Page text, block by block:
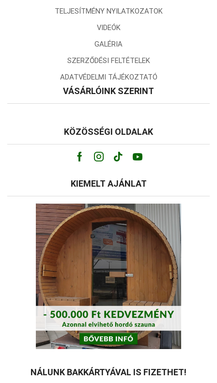
TELJESÍTMÉNY NYILATKOZATOK
VIDEÓK
GALÉRIA
SZERZŐDÉSI FELTÉTELEK
ADATVÉDELMI TÁJÉKOZTATÓ
VÁSÁRLÓINK SZERINT
KÖZÖSSÉGI OLDALAK
Facebook
Instagram
Tik-
tok
Youtube
KIEMELT AJÁNLAT
NÁLUNK BAKKÁRTYÁVAL IS FIZETHET!